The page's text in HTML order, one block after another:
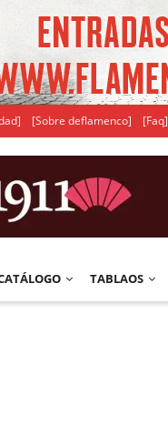
[Sobre deflamenco] [Faq]
TABLAOS